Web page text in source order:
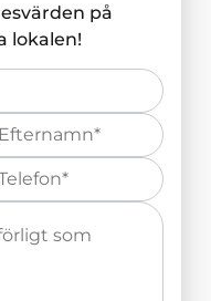
på
lokalen!